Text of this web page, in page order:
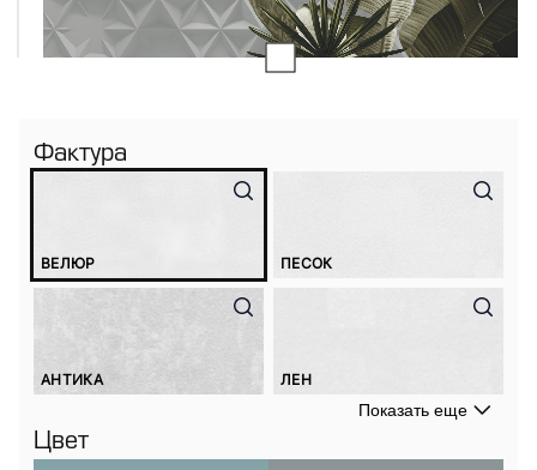
Фактура
ВЕЛЮР ПЕСОК
АНТИКА ЛЕН
Показать еще
Цвет